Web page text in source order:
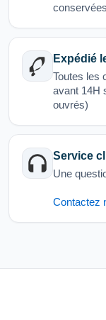
Expédié
Toutes les
avant 14H
ouvrés)
Service
Une
Contactez